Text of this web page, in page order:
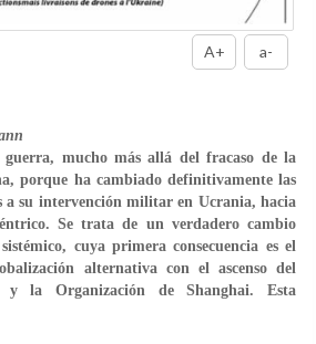
A+ a-
mucho más allá del fracaso de la
porque ha cambiado definitivamente las
a su intervención militar en Ucrania, hacia
Se trata de un verdadero cambio
cuya primera consecuencia es el
alternativa con el ascenso del
la Organización de Shanghai. Esta